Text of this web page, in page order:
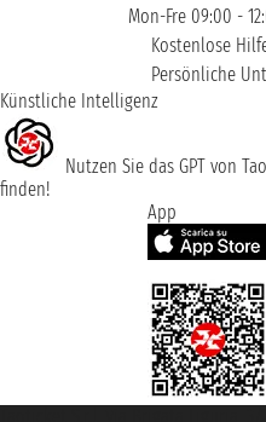
Mon-Fre 09:00 -
Kostenlose
Persönliche
Künstliche Intelligenz
Nutzen Sie das GPT von
finden!
App